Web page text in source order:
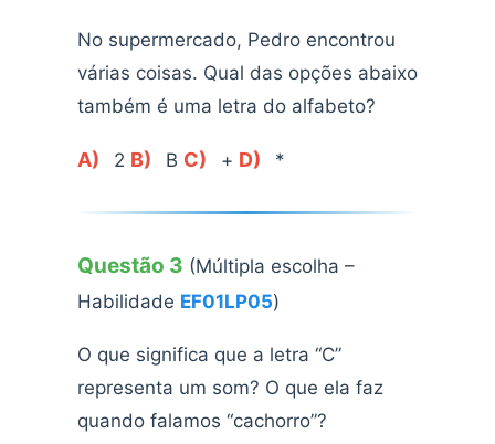
No supermercado, Pedro encontrou
várias coisas. Qual das opções abaixo
também é uma letra do alfabeto?
A) 2 B) B C) + D) *
Questão 3 (Múltipla escolha –
Habilidade EF01LP05)
O que significa que a letra “C”
representa um som? O que ela faz
quando falamos “cachorro”?